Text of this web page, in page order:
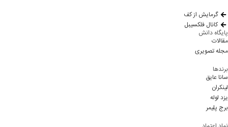
گرمایش از کف
کانال فلکسیبل
پایگاه دانش
مقالات
مجله تصویری
برندها
سانا عایق
لینکران
یزد لوله
برج پلیمر